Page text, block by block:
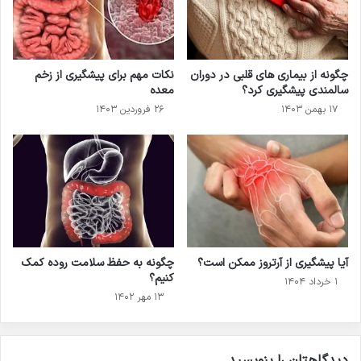
چگونه از بیماری های قلبی در دوران
سالمندی پیشگیری کرد؟
۱۷ بهمن ۱۴۰۳
نکات مهم برای پیشگیری از زخم
معده
۲۶ فروردین ۱۴۰۳
آیا پیشگیری از آرتروز ممکن است؟
۱ خرداد ۱۴۰۴
چگونه به حفظ سلامت روده کمک
کنیم؟
۱۳ مهر ۱۴۰۲